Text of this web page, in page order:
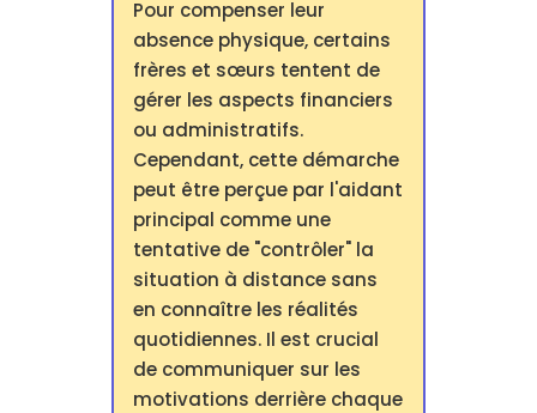
Pour compenser leur
absence physique, certains
frères et sœurs tentent de
gérer les aspects financiers
ou administratifs.
Cependant, cette démarche
peut être perçue par l'aidant
principal comme une
tentative de "contrôler" la
situation à distance sans
en connaître les réalités
quotidiennes. Il est crucial
de communiquer sur les
motivations derrière chaque